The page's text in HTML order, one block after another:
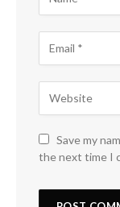
Save my
the next time I